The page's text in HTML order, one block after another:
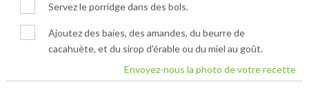
Servez le porridge dans des bols.
Ajoutez des baies, des amandes, du beurre de
cacahuète, et du sirop d'érable ou du miel au goût.
Envoyez-nous la photo de votre recette